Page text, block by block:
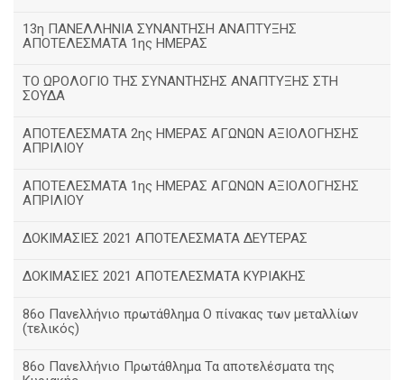
13η ΠΑΝΕΛΛΗΝΙΑ ΣΥΝΑΝΤΗΣΗ ΑΝΑΠΤΥΞΗΣ
ΑΠΟΤΕΛΕΣΜΑΤΑ 1ης ΗΜΕΡΑΣ
ΤΟ ΩΡΟΛΟΓΙΟ ΤΗΣ ΣΥΝΑΝΤΗΣΗΣ ΑΝΑΠΤΥΞΗΣ ΣΤΗ
ΣΟΥΔΑ
ΑΠΟΤΕΛΕΣΜΑΤΑ 2ης ΗΜΕΡΑΣ ΑΓΩΝΩΝ ΑΞΙΟΛΟΓΗΣΗΣ
ΑΠΡΙΛΙΟΥ
ΑΠΟΤΕΛΕΣΜΑΤΑ 1ης ΗΜΕΡΑΣ ΑΓΩΝΩΝ ΑΞΙΟΛΟΓΗΣΗΣ
ΑΠΡΙΛΙΟΥ
ΔΟΚΙΜΑΣΙΕΣ 2021 ΑΠΟΤΕΛΕΣΜΑΤΑ ΔΕΥΤΕΡΑΣ
ΔΟΚΙΜΑΣΙΕΣ 2021 ΑΠΟΤΕΛΕΣΜΑΤΑ ΚΥΡΙΑΚΗΣ
86ο Πανελλήνιο πρωτάθλημα Ο πίνακας των μεταλλίων
(τελικός)
86ο Πανελλήνιο Πρωτάθλημα Τα αποτελέσματα της